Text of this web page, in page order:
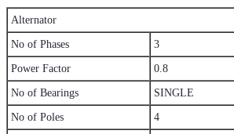
Alternator
No of Phases 3
Power Factor 0.8
No of Bearings SINGLE
No of Poles 4